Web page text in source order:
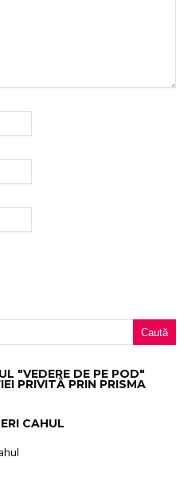
"VEDERE DE PE POD"
PRIVITĂ PRIN PRISMA
CAHUL